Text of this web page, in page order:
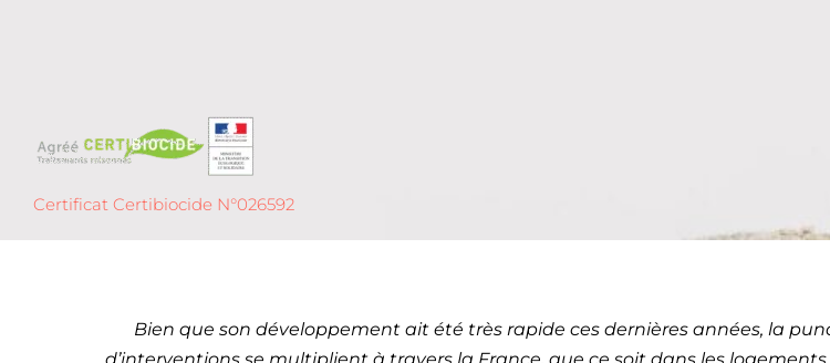
Certificat Certibiocide N°026592
Bien que son développement ait été très rapide ces dernières années, la